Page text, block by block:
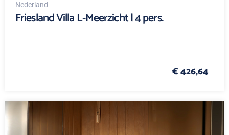
Nederland
Friesland Villa L-Meerzicht | 4 pers.
€ 426,64